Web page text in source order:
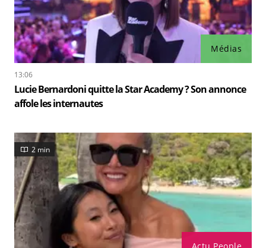
Médias
13:06
Lucie Bernardoni quitte la Star Academy ? Son annonce
affole les internautes
2 min